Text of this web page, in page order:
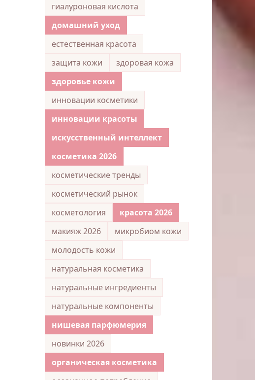
гиалуроновая кислота
домашний уход
естественная красота
защита кожи
здоровая кожа
здоровье кожи
инновации косметики
инновации красоты
искусственный интеллект
косметика 2026
косметические тренды
косметический рынок
косметология
красота 2026
макияж 2026
микробиом кожи
молодость кожи
натуральная косметика
натуральные ингредиенты
натуральные компоненты
нишевая парфюмерия
новинки 2026
органическая косметика